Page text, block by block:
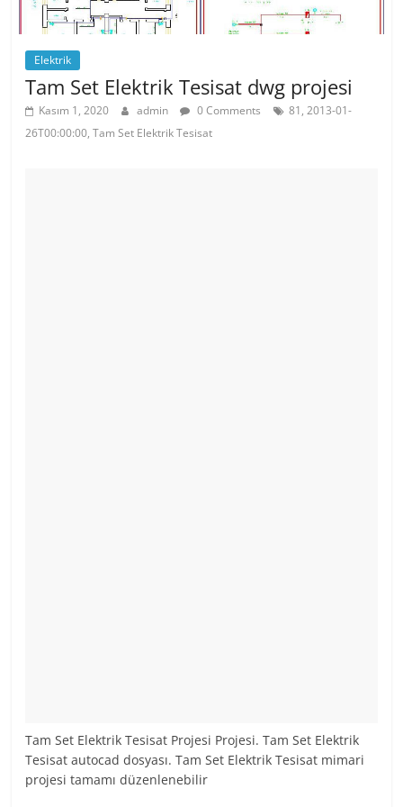
Elektrik
Tam Set Elektrik Tesisat dwg projesi
Kasım 1, 2020 admin 0 Comments
81, 2013-01-
26T00:00:00, Tam Set Elektrik Tesisat
Tam Set Elektrik Tesisat Projesi Projesi. Tam Set Elektrik
Tesisat autocad dosyası. Tam Set Elektrik Tesisat mimari
projesi tamamı düzenlenebilir